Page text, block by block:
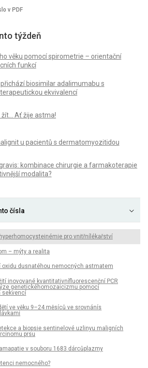
v PDF
týždeň
věku pomocí spirometrie – orientační
funkcí
přichází biosimilar adalimumabu s
ekvivalencí
žít… Ať žije astma!
u pacientů s dermatomyozitidou
kombinace chirurgie a farmakoterapie
modalita?
čísla
pro vnitřnílékařství
– mýty a realita
oxidu dusnatéhou nemocných astmatem
inovované kvantitativnífluorescenční PCR
genetickéhomozaicizmu pomocí
sekvencí
ve věku 9–24 měsíců ve srovnánís
a biopsie sentinelové uzlinyu maligních
prsu
v souboru 1683 dárcůplazmy
nemocného?